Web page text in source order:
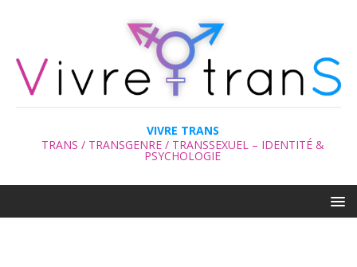
VIVRE TRANS
TRANS / TRANSGENRE / TRANSSEXUEL – IDENTITÉ &
PSYCHOLOGIE